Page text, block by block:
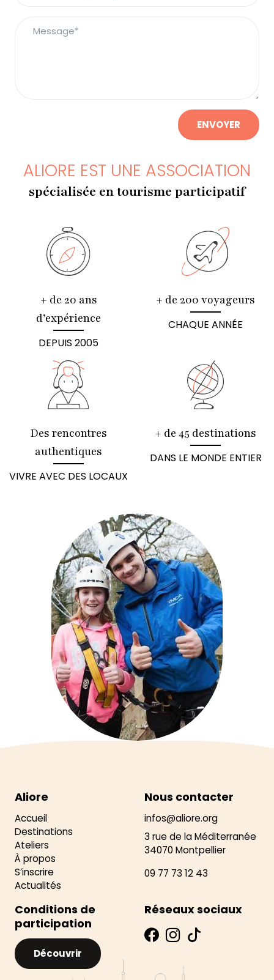
ENVOYER
ALIORE EST UNE ASSOCIATION
spécialisée en tourisme participatif
+ de 20 ans
d’expérience
DEPUIS 2005
+ de 200 voyageurs
CHAQUE ANNÉE
Des rencontres
authentiques
VIVRE AVEC DES LOCAUX
+ de 45 destinations
DANS LE MONDE ENTIER
Aliore
Accueil
Destinations
Ateliers
À propos
S’inscrire
Actualités
Nous contacter
infos@aliore.org
3 rue de la Méditerranée
34070 Montpellier
09 77 73 12 43
Conditions de
participation
Découvrir
Réseaux sociaux